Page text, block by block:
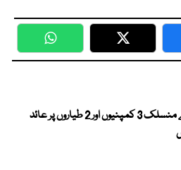
WhatsApp Twitter
امریکا نے ایران سے منسلک 3 کمپنیوں اور 2 طیاروں پر عائد